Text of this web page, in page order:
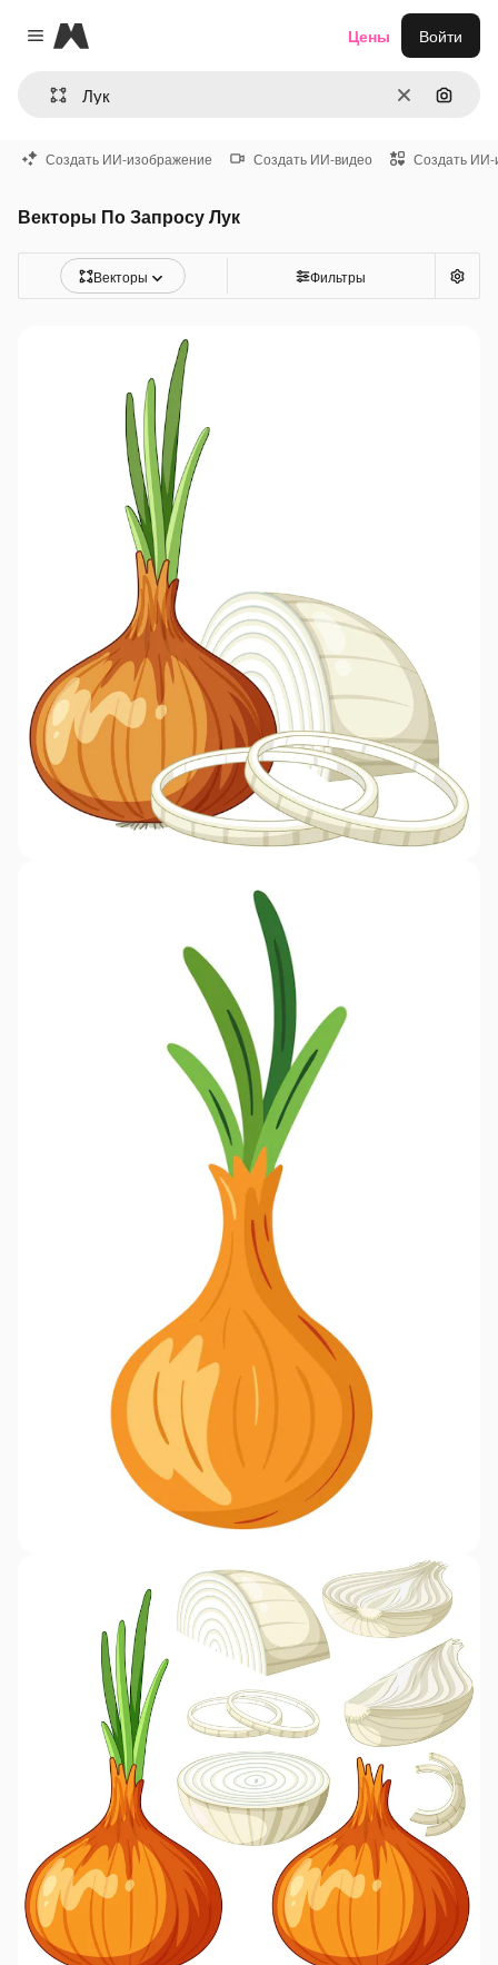
Close menu
Magnific
ОчиститьПоиск
Цены Войти
Создать ИИ-изображение Создать ИИ-видео Создать ИИ-
Векторы По Запросу Лук
Векторы Фильтры